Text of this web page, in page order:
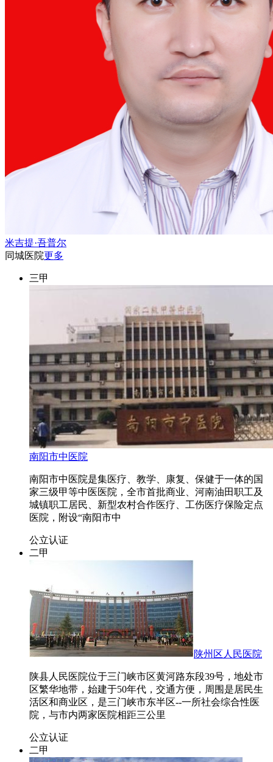
米吉提·吾普尔
同城医院更多
三甲
南阳市中医院
南阳市中医院是集医疗、教学、康复、保健于一体的国
家三级甲等中医医院，全市首批商业、河南油田职工及
城镇职工居民、新型农村合作医疗、工伤医疗保险定点
医院，附设“南阳市中
公立认证
二甲
陕州区人民医院
陕县人民医院位于三门峡市区黄河路东段39号，地处市
区繁华地带，始建于50年代，交通方便，周围是居民生
活区和商业区，是三门峡市东半区--一所社会综合性医
院，与市内两家医院相距三公里
公立认证
二甲